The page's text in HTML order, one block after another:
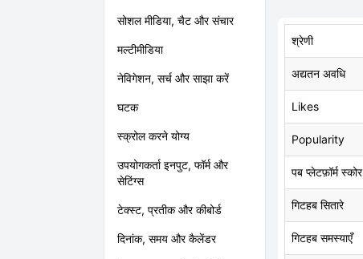
सोशल मीडिया, चैट और संचार
मल्टीमीडिया
नेविगेशन, सर्च और साझा करें
घटक
स्क्रोल करने योग्य
उपयोगकर्ता इनपुट, फॉर्म और
सेटिंग्स
टेक्स्ट, प्रतीक और कीबोर्ड
दिनांक, समय और कैलेंडर
श्रेणी
अद्यतन अवधि
Likes
Popularity
पब प्लेटफ़ॉर्म स्कोर
गिटहब सितारे
गिटहब समस्याएँ